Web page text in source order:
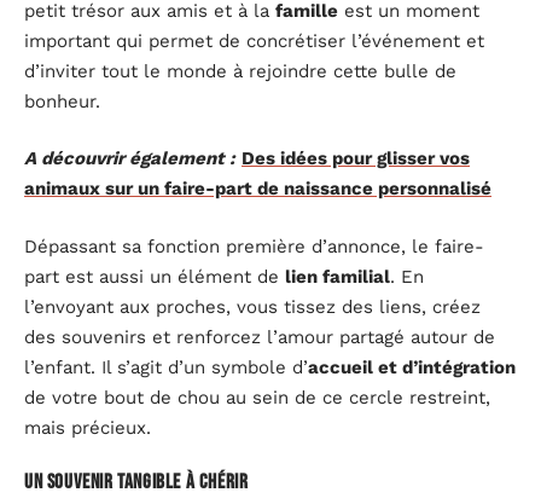
petit trésor aux amis et à la famille est un moment
important qui permet de concrétiser l’événement et
d’inviter tout le monde à rejoindre cette bulle de
bonheur.
A découvrir également : Des idées pour glisser vos
animaux sur un faire-part de naissance personnalisé
Dépassant sa fonction première d’annonce, le faire-
part est aussi un élément de lien familial. En
l’envoyant aux proches, vous tissez des liens, créez
des souvenirs et renforcez l’amour partagé autour de
l’enfant. Il s’agit d’un symbole d’accueil et d’intégration
de votre bout de chou au sein de ce cercle restreint,
mais précieux.
Un souvenir tangible à chérir